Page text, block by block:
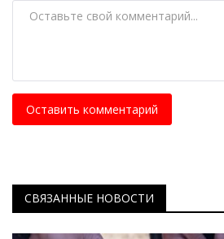
Оставить комментарий
СВЯЗАННЫЕ НОВОСТИ